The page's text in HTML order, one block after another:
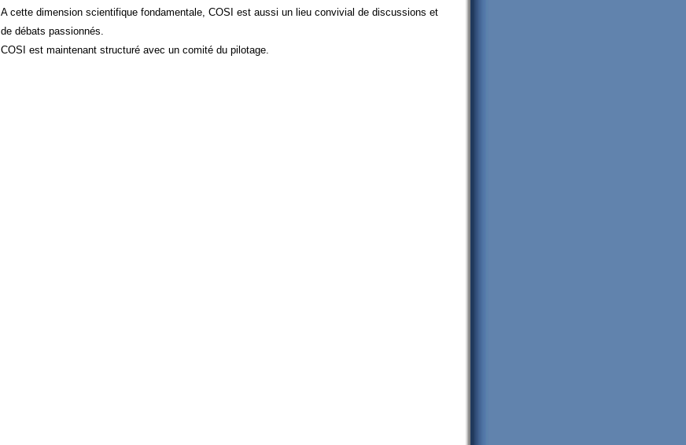
A cette dimension scientifique fondamentale, COSI est aussi un lieu convivial de discussions et
de débats passionnés.
COSI est maintenant structuré avec un comité du pilotage.